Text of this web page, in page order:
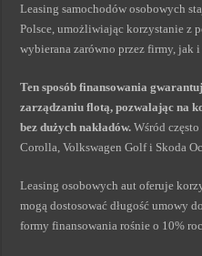
Leasing samochodów osobowych
Polsce, umożliwiając korzystanie z
wybierana zarówno przez firmy, jak
Ten sposób finansowania
zarządzaniu flotą, pozwalając na
bez dużych nakładów. Wśród
Corolla, Volkswagen Golf i Skoda
Leasing osobowych aut oferuje
mogą dostosować długość umowy
formy finansowania rośnie o 10%